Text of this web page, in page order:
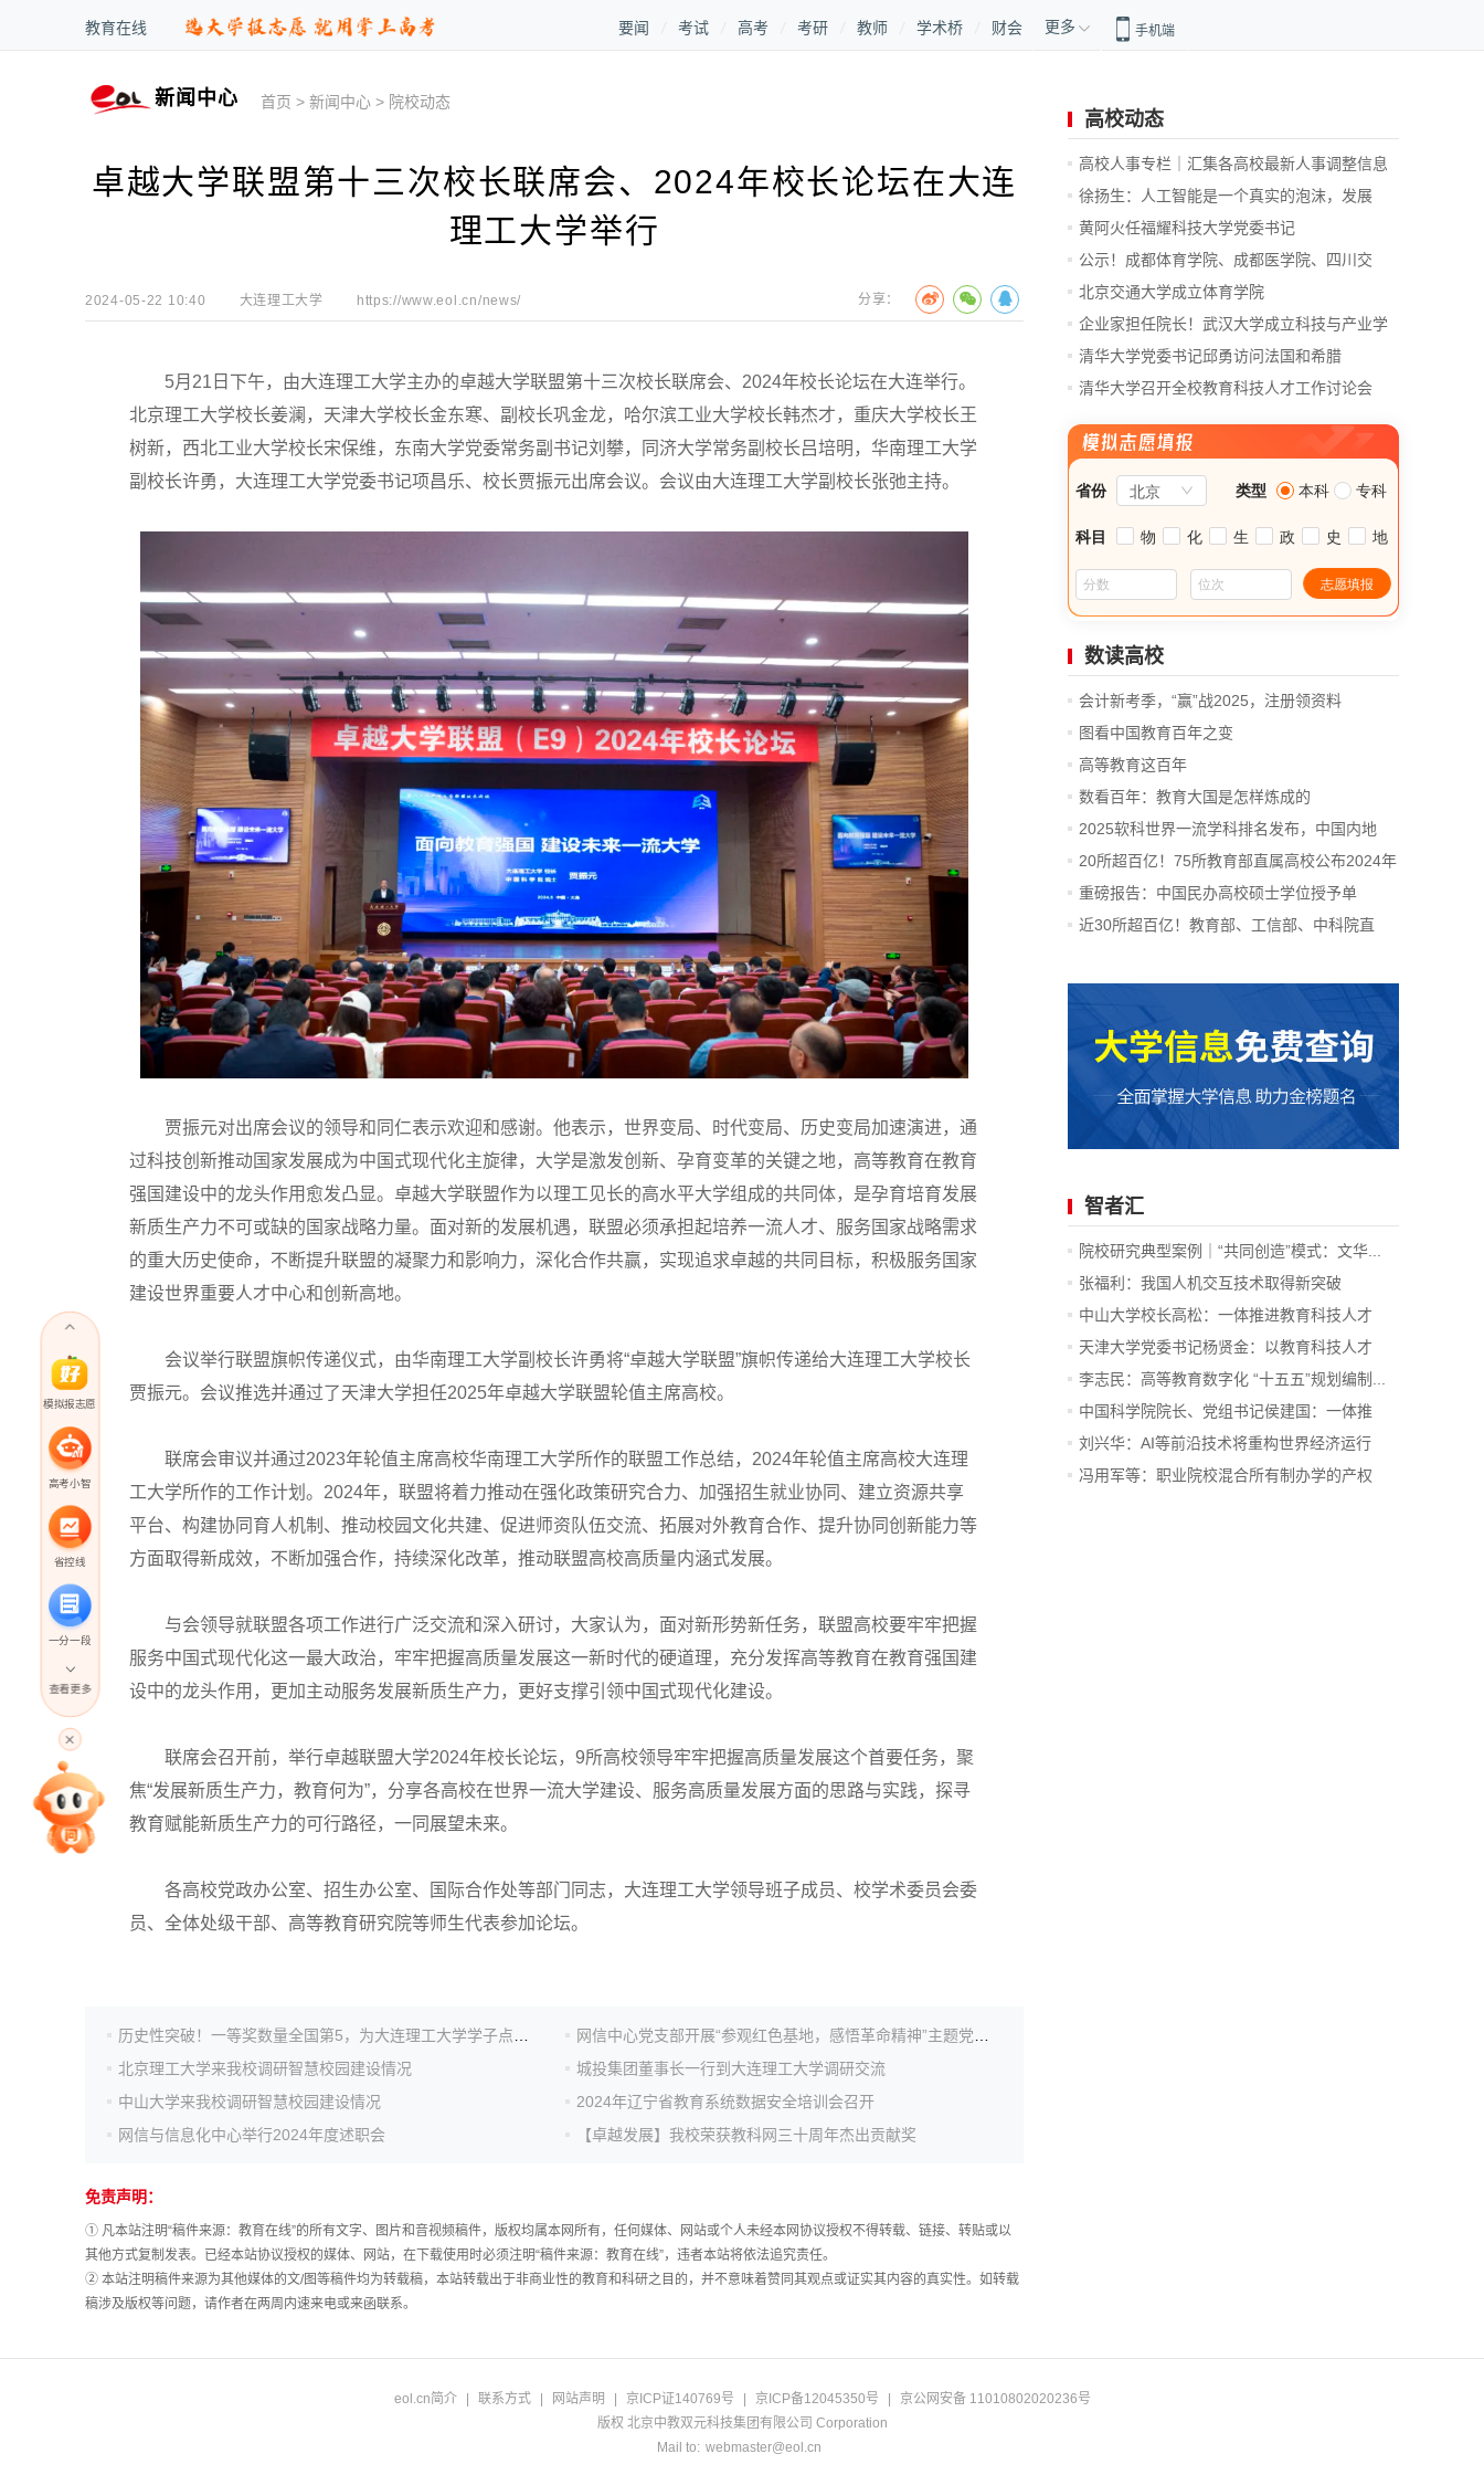
教育在线 要闻 考试 高考 考研 教师 学术桥 财会 更多 手机端
新闻中心 首页 >新闻中心 > 院校动态
卓越大学联盟第十三次校长联席会、2024年校长论坛在大连
理工大学举行
2024-05-22 10:40 大连理工大学 https://www.eol.cn/news/ 分享：
5月21日下午，由大连理工大学主办的卓越大学联盟第十三次校长联席会、2024年校长论坛在大连举行。
北京理工大学校长姜澜，天津大学校长金东寒、副校长巩金龙，哈尔滨工业大学校长韩杰才，重庆大学校长王
树新，西北工业大学校长宋保维，东南大学党委常务副书记刘攀，同济大学常务副校长吕培明，华南理工大学
副校长许勇，大连理工大学党委书记项昌乐、校长贾振元出席会议。会议由大连理工大学副校长张弛主持。
贾振元对出席会议的领导和同仁表示欢迎和感谢。他表示，世界变局、时代变局、历史变局加速演进，通
过科技创新推动国家发展成为中国式现代化主旋律，大学是激发创新、孕育变革的关键之地，高等教育在教育
强国建设中的龙头作用愈发凸显。卓越大学联盟作为以理工见长的高水平大学组成的共同体，是孕育培育发展
新质生产力不可或缺的国家战略力量。面对新的发展机遇，联盟必须承担起培养一流人才、服务国家战略需求
的重大历史使命，不断提升联盟的凝聚力和影响力，深化合作共赢，实现追求卓越的共同目标，积极服务国家
建设世界重要人才中心和创新高地。
会议举行联盟旗帜传递仪式，由华南理工大学副校长许勇将“卓越大学联盟”旗帜传递给大连理工大学校长
贾振元。会议推选并通过了天津大学担任2025年卓越大学联盟轮值主席高校。
联席会审议并通过2023年轮值主席高校华南理工大学所作的联盟工作总结，2024年轮值主席高校大连理
工大学所作的工作计划。2024年，联盟将着力推动在强化政策研究合力、加强招生就业协同、建立资源共享
平台、构建协同育人机制、推动校园文化共建、促进师资队伍交流、拓展对外教育合作、提升协同创新能力等
方面取得新成效，不断加强合作，持续深化改革，推动联盟高校高质量内涵式发展。
与会领导就联盟各项工作进行广泛交流和深入研讨，大家认为，面对新形势新任务，联盟高校要牢牢把握
服务中国式现代化这一最大政治，牢牢把握高质量发展这一新时代的硬道理，充分发挥高等教育在教育强国建
设中的龙头作用，更加主动服务发展新质生产力，更好支撑引领中国式现代化建设。
联席会召开前，举行卓越联盟大学2024年校长论坛，9所高校领导牢牢把握高质量发展这个首要任务，聚
焦“发展新质生产力，教育何为”，分享各高校在世界一流大学建设、服务高质量发展方面的思路与实践，探寻
教育赋能新质生产力的可行路径，一同展望未来。
各高校党政办公室、招生办公室、国际合作处等部门同志，大连理工大学领导班子成员、校学术委员会委
员、全体处级干部、高等教育研究院等师生代表参加论坛。
北京理工大学来我校调研智慧校园建设情况
城投集团董事长一行到大连理工大学调研交流
中山大学来我校调研智慧校园建设情况
2024年辽宁省教育系统数据安全培训会召开
网信与信息化中心举行2024年度述职会
【卓越发展】我校荣获教科网三十周年杰出贡献奖
免责声明：
① 凡本站注明“稿件来源：教育在线”的所有文字、图片和音视频稿件，版权均属本网所有，任何媒体、网站或个人未经本网协议授权不得转载、链接、转贴或以
其他方式复制发表。已经本站协议授权的媒体、网站，在下载使用时必须注明“稿件来源：教育在线”，违者本站将依法追究责任。
② 本站注明稿件来源为其他媒体的文/图等稿件均为转载稿，本站转载出于非商业性的教育和科研之目的，并不意味着赞同其观点或证实其内容的真实性。如转载
稿涉及版权等问题，请作者在两周内速来电或来函联系。
高校动态
高校人事专栏｜汇集各高校最新人事调整信息
徐扬生：人工智能是一个真实的泡沫，发展
前...
黄阿火任福耀科技大学党委书记
公示！成都体育学院、成都医学院、四川交
通...
北京交通大学成立体育学院
企业家担任院长！武汉大学成立科技与产业学
院
清华大学党委书记邱勇访问法国和希腊
清华大学召开全校教育科技人才工作讨论会
模拟报志愿
高考小智
省控线
一分一段
高考直播
专家指导课
查看更多
数读高校
会计新考季，“赢”战2025，注册领资料
图看中国教育百年之变
高等教育这百年
数看百年：教育大国是怎样炼成的
2025软科世界一流学科排名发布，中国内地
14...
20所超百亿！75所教育部直属高校公布2024年
决算
重磅报告：中国民办高校硕士学位授予单
位、...
近30所超百亿！教育部、工信部、中科院直
智者汇
院校研究典型案例｜“共同创造”模式：文华...
张福利：我国人机交互技术取得新突破
中山大学校长高松：一体推进教育科技人才
发...
天津大学党委书记杨贤金：以教育科技人才
一...
李志民：高等教育数字化 “十五五”规划编制...
中国科学院院长、党组书记侯建国：一体推
进...
刘兴华：AI等前沿技术将重构世界经济运行
底...
冯用军等：职业院校混合所有制办学的产权
eol.cn简介 联系方式 网站声明 京ICP证140769号 京ICP备12045350号
京公网安备 11010802020236号
版权 北京中教双元科技集团有限公司 Corporation
Mail to: webmaster@eol.cn